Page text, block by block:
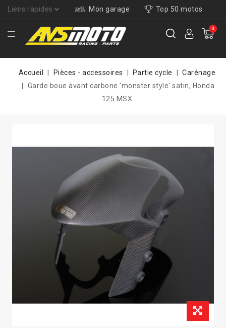
Liens rapides Mon garage Top 50 motos
0
Accueil Pièces - accessoires Partie cycle
Carénage
Garde boue avant carbone 'monster style' satin, Honda
125 MSX